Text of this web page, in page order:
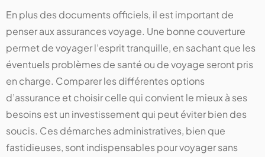
En plus des documents officiels, il est important de
penser aux assurances voyage. Une bonne couverture
permet de voyager l’esprit tranquille, en sachant que les
éventuels problèmes de santé ou de voyage seront pris
en charge. Comparer les différentes options
d’assurance et choisir celle qui convient le mieux à ses
besoins est un investissement qui peut éviter bien des
soucis. Ces démarches administratives, bien que
fastidieuses, sont indispensables pour voyager sans